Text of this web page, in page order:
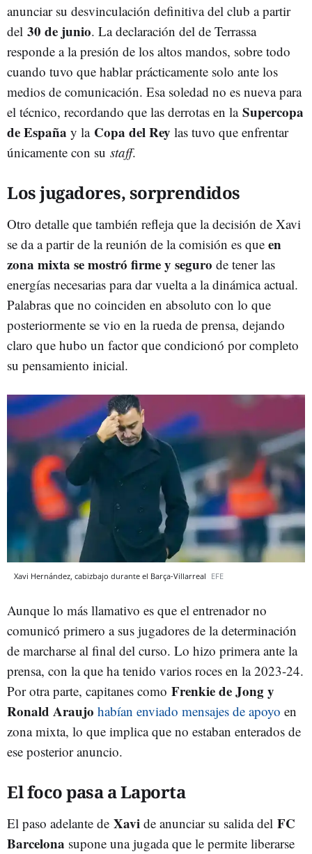
anunciar su desvinculación definitiva del club a partir
del 30 de junio. La declaración del de Terrassa
responde a la presión de los altos mandos, sobre todo
cuando tuvo que hablar prácticamente solo ante los
medios de comunicación. Esa soledad no es nueva para
el técnico, recordando que las derrotas en la Supercopa
de España y la Copa del Rey las tuvo que enfrentar
únicamente con su staff.
Los jugadores, sorprendidos
Otro detalle que también refleja que la decisión de Xavi
se da a partir de la reunión de la comisión es que en
zona mixta se mostró firme y seguro de tener las
energías necesarias para dar vuelta a la dinámica actual.
Palabras que no coinciden en absoluto con lo que
posteriormente se vio en la rueda de prensa, dejando
claro que hubo un factor que condicionó por completo
su pensamiento inicial.
Xavi Hernández, cabizbajo durante el Barça-Villarreal EFE
Aunque lo más llamativo es que el entrenador no
comunicó primero a sus jugadores de la determinación
de marcharse al final del curso. Lo hizo primera ante la
prensa, con la que ha tenido varios roces en la 2023-24.
Por otra parte, capitanes como Frenkie de Jong y
Ronald Araujo habían enviado mensajes de apoyo en
zona mixta, lo que implica que no estaban enterados de
ese posterior anuncio.
El foco pasa a Laporta
El paso adelante de Xavi de anunciar su salida del FC
Barcelona supone una jugada que le permite liberarse